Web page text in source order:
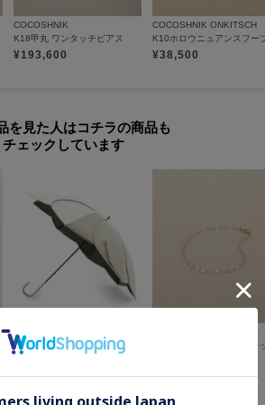
送をご希望の場合は1点づつカートに入れてご購
プについてはこちら
COCOSHNIK
K18甲丸 ワンタッチピアス
¥193,600
COCOSHNIK ONKITSCH
¥38,500
を見た人はコチラの商品も
チェックしています
20%OFF
K10X大チェーン ブレスレ